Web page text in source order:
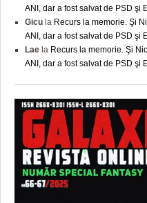
ANI, dar a fost salvat de PSD şi
Gicu la Recurs la memorie. Şi
ANI, dar a fost salvat de PSD şi
Lae la Recurs la memorie. Şi
ANI, dar a fost salvat de PSD şi